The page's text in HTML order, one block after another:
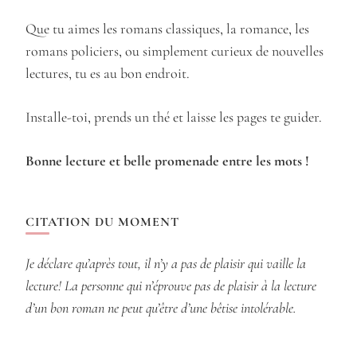
Que tu aimes les romans classiques, la romance, les
romans policiers, ou simplement curieux de nouvelles
lectures, tu es au bon endroit.
Installe-toi, prends un thé et laisse les pages te guider.
Bonne lecture et belle promenade entre les mots !
CITATION DU MOMENT
Je déclare qu’après tout, il n’y a pas de plaisir qui vaille la
lecture! La personne qui n’éprouve pas de plaisir à la lecture
d’un bon roman ne peut qu’être d’une bêtise intolérable.